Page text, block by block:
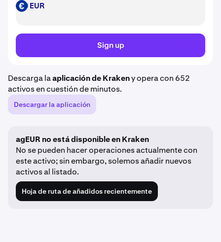
EUR EUR
Sign up
Descarga laaplicación de Krakeny opera con 652
activos en cuestión de minutos.
Descargar la aplicación
agEUR no está disponible en Kraken
No se pueden hacer operaciones actualmente con
este activo; sin embargo, solemos añadir nuevos
activos al listado.
Hoja de ruta de añadidos recientemente